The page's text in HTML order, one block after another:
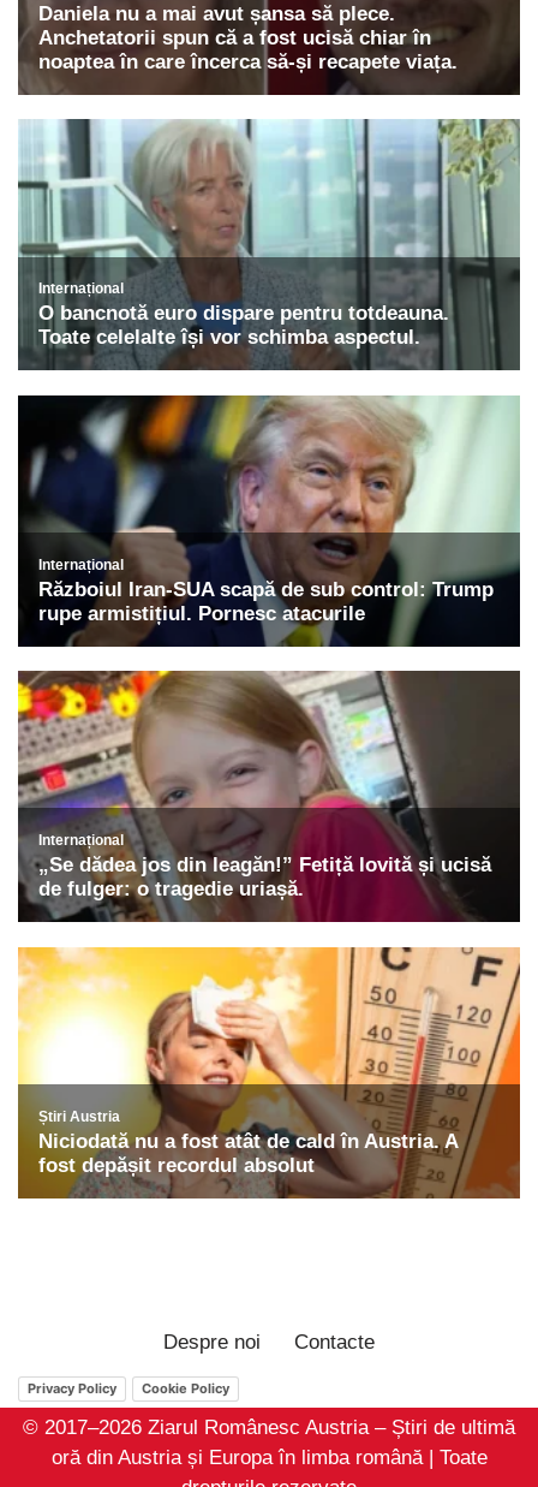
Despre noi Contacte
Privacy Policy Cookie Policy
© 2017–2026 Ziarul Românesc Austria – Știri de ultimă
oră din Austria și Europa în limba română | Toate